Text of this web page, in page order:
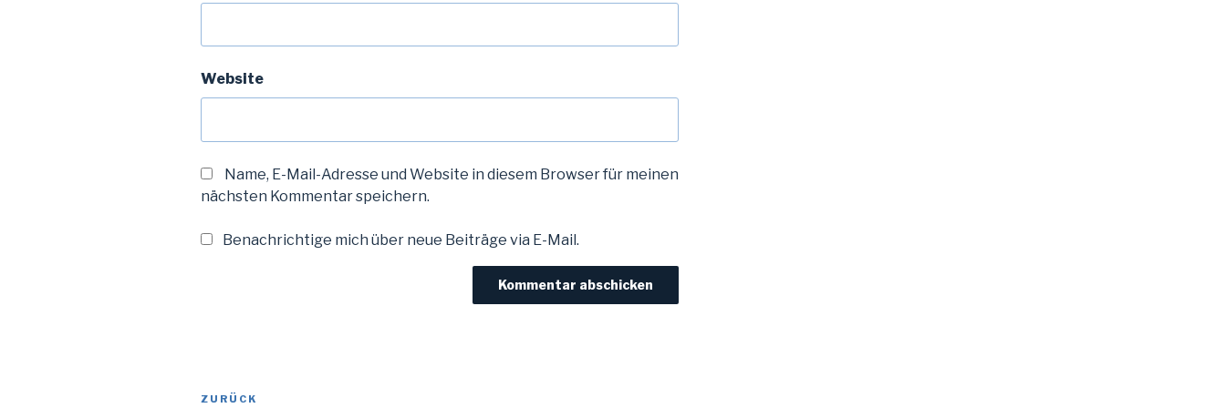
Website
Name, E-Mail-Adresse und Website in diesem Browser für meinen
nächsten Kommentar speichern.
Benachrichtige mich über neue Beiträge via E-Mail.
Beitragsnavigation
Vorheriger
ZURÜCK